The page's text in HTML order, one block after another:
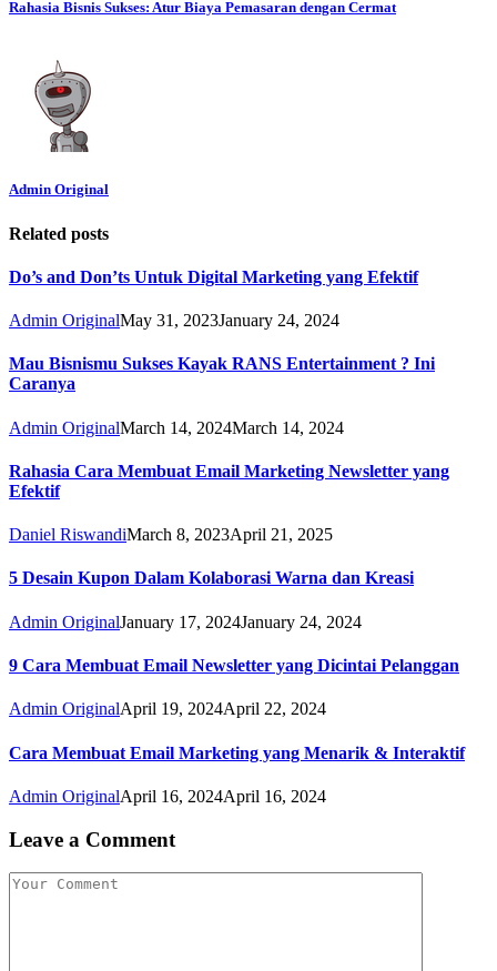
Rahasia Bisnis Sukses: Atur Biaya Pemasaran dengan Cermat
Admin Original
Related posts
Do’s and Don’ts Untuk Digital Marketing yang Efektif
Admin OriginalMay 31, 2023January 24, 2024
Mau Bisnismu Sukses Kayak RANS Entertainment ? Ini
Caranya
Admin OriginalMarch 14, 2024March 14, 2024
Rahasia Cara Membuat Email Marketing Newsletter yang
Efektif
Daniel RiswandiMarch 8, 2023April 21, 2025
5 Desain Kupon Dalam Kolaborasi Warna dan Kreasi
Admin OriginalJanuary 17, 2024January 24, 2024
9 Cara Membuat Email Newsletter yang Dicintai Pelanggan
Admin OriginalApril 19, 2024April 22, 2024
Cara Membuat Email Marketing yang Menarik & Interaktif
Admin OriginalApril 16, 2024April 16, 2024
Leave a Comment